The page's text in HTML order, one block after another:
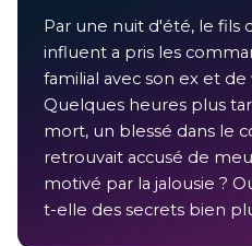
Par une nuit d'été, le
influent a pris les
familial avec son ex et de
Quelques heures plus
mort, un blessé dans le
retrouvait accusé de
motivé par la jalousie ?
t-elle des secrets bien